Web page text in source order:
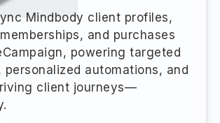
Mindbody client profiles,
and purchases
powering targeted
personalized automations, and
client journeys—